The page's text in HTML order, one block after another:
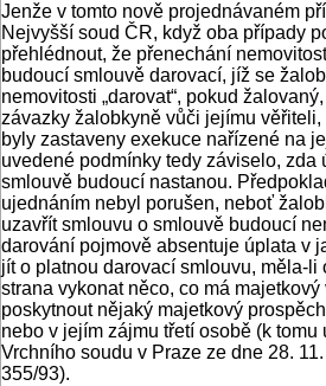
Jenže v tomto nově projednávaném
Nejvyšší soud ČR, když oba případy
přehlédnout, že přenechání
budoucí smlouvě darovací, jíž se
nemovitosti „darovat“, pokud
závazky žalobkyně vůči jejímu
byly zastaveny exekuce nařízené na
uvedené podmínky tedy záviselo, zda
smlouvě budoucí nastanou.
ujednáním nebyl porušen, neboť
uzavřít smlouvu o smlouvě budoucí
darování pojmově absentuje úplata v
jít o platnou darovací smlouvu, měla-li
strana vykonat něco, co má
poskytnout nějaký majetkový
nebo v jejím zájmu třetí osobě (k tomu
Vrchního soudu v Praze ze dne 28.
355/93).